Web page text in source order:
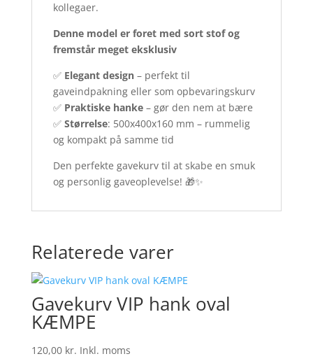
kollegaer.
Denne model er foret med sort stof og
fremstår meget eksklusiv
✅ Elegant design– perfekt til
gaveindpakning eller som opbevaringskurv
✅ Praktiske hanke– gør den nem at bære
✅ Størrelse: 500x400x160 mm – rummelig
og kompakt på samme tid
Den perfekte gavekurv til at skabe en smuk
og personlig gaveoplevelse! 🎁✨
Relaterede varer
Gavekurv VIP hank oval
KÆMPE
120,00 kr. Inkl. moms